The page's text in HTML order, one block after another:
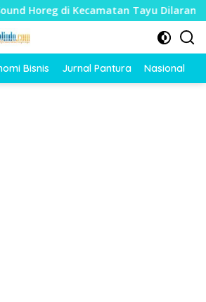
Tayu Dilarang Dua
Bisnis Jurnal Pantura Nasional